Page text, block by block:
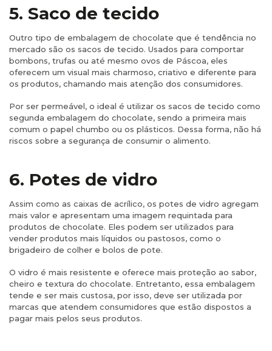
5. Saco de tecido
Outro tipo de embalagem de chocolate que é tendência no
mercado são os sacos de tecido. Usados para comportar
bombons, trufas ou até mesmo ovos de Páscoa, eles
oferecem um visual mais charmoso, criativo e diferente para
os produtos, chamando mais atenção dos consumidores.
Por ser permeável, o ideal é utilizar os sacos de tecido como
segunda embalagem do chocolate, sendo a primeira mais
comum o papel chumbo ou os plásticos. Dessa forma, não há
riscos sobre a segurança de consumir o alimento.
6. Potes de vidro
Assim como as caixas de acrílico, os potes de vidro agregam
mais valor e apresentam uma imagem requintada para
produtos de chocolate. Eles podem ser utilizados para
vender produtos mais líquidos ou pastosos, como o
brigadeiro de colher e bolos de pote.
O vidro é mais resistente e oferece mais proteção ao sabor,
cheiro e textura do chocolate. Entretanto, essa embalagem
tende e ser mais custosa, por isso, deve ser utilizada por
marcas que atendem consumidores que estão dispostos a
pagar mais pelos seus produtos.